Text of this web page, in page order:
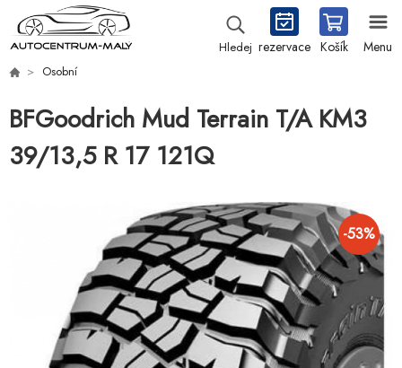
Hledej rezervace Košík Menu
Osobní
BFGoodrich Mud Terrain T/A KM3
39/13,5 R 17 121Q
-53%